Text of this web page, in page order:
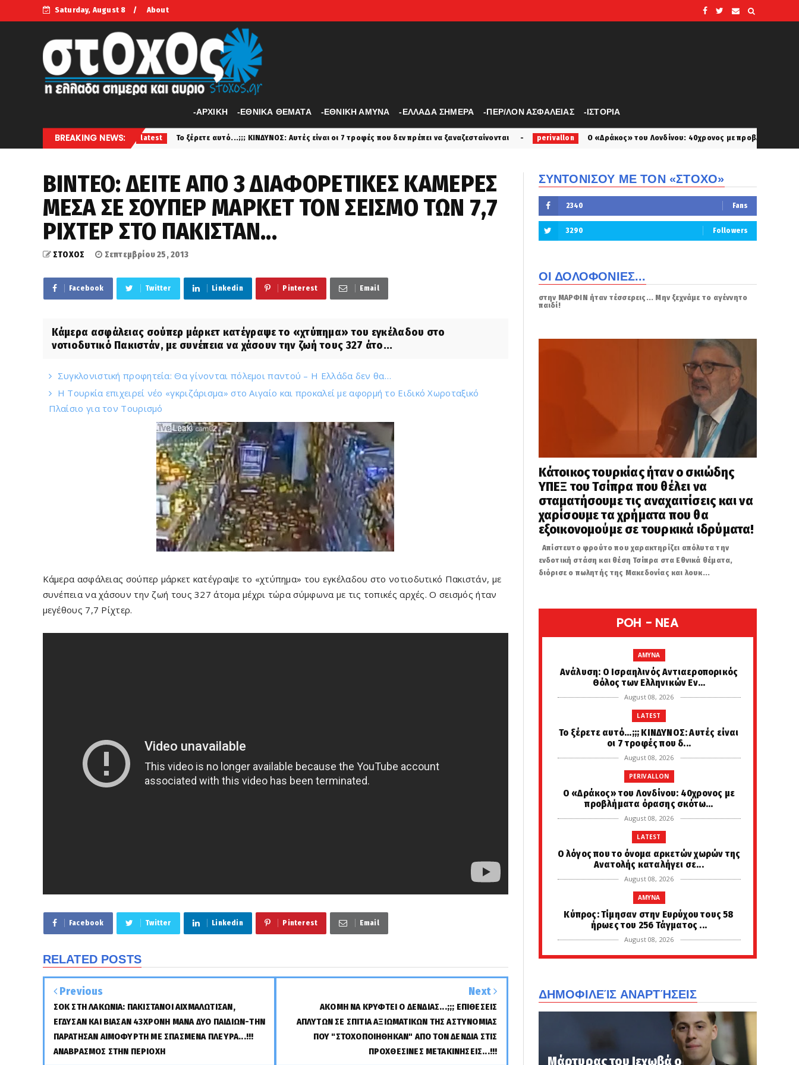
Saturday, August 8 About
-APXIKH -ΕΘΝΙΚΑ ΘΕΜΑΤΑ -ΕΘΝΙΚΗ ΑΜΥΝΑ -ΕΛΛΑΔΑ ΣΗΜΕΡΑ -ΠΕΡ/ΛΟΝ ΑΣΦΑΛΕΙΑΣ -ΙΣΤΟΡΙΑ
BREAKING NEWS:
Αεράμυνας latest Το ξέρετε αυτό...;;; ΚΙΝΔΥΝΟΣ: Αυτές είναι οι 7 τροφές που δεν πρέπει να ξαναζεσταίνονται perivallon Ο «Δράκος» του Λονδίνου: 40χρονος με προβλήματα όρασης σκότωνε
ΒΙΝΤΕΟ: ΔΕΙΤΕ ΑΠΟ 3 ΔΙΑΦΟΡΕΤΙΚΕΣ ΚΑΜΕΡΕΣ
ΜΕΣΑ ΣΕ ΣΟΥΠΕΡ ΜΑΡΚΕΤ ΤΟΝ ΣΕΙΣΜΟ ΤΩΝ 7,7
ΡΙΧΤΕΡ ΣΤΟ ΠΑΚΙΣΤΑΝ...
ΣΤΟΧΟΣ Σεπτεμβρίου 25, 2013
Facebook Twitter Linkedin Pinterest Email
Κάμερα ασφάλειας σούπερ μάρκετ κατέγραψε το «χτύπημα» του εγκέλαδου στο
νοτιοδυτικό Πακιστάν, με συνέπεια να χάσουν την ζωή τους 327 άτο...
Συγκλονιστική προφητεία: Θα γίνονται πόλεμοι παντού – Η Ελλάδα δεν θα…
Η Τουρκία επιχειρεί νέο «γκριζάρισμα» στο Αιγαίο και προκαλεί με αφορμή το Ειδικό Χωροταξικό
Πλαίσιο για τον Τουρισμό
Κάμερα ασφάλειας σούπερ μάρκετ κατέγραψε το «χτύπημα» του εγκέλαδου στο νοτιοδυτικό Πακιστάν, με
συνέπεια να χάσουν την ζωή τους 327 άτομα μέχρι τώρα σύμφωνα με τις τοπικές αρχές. Ο σεισμός ήταν
μεγέθους 7,7 Ρίχτερ.
Facebook Twitter Linkedin Pinterest Email
RELATED POSTS
Previous
ΣΟΚ ΣΤΗ ΛΑΚΩΝΙΑ: ΠΑΚΙΣΤΑΝΟΙ ΑΙΧΜΑΛΩΤΙΣΑΝ,
ΕΓΔΥΣΑΝ ΚΑΙ ΒΙΑΣΑΝ 43ΧΡΟΝΗ ΜΑΝΑ ΔΥΟ ΠΑΙΔΙΩΝ-ΤΗΝ
ΠΑΡΑΤΗΣΑΝ ΑΙΜΟΦΥΡΤΗ ΜΕ ΣΠΑΣΜΕΝΑ ΠΛΕΥΡΑ...!!!
ΑΝΑΒΡΑΣΜΟΣ ΣΤΗΝ ΠΕΡΙΟΧΗ
Next
ΑΚΟΜΗ ΝΑ ΚΡΥΦΤΕΙ Ο ΔΕΝΔΙΑΣ...;;; ΕΠΙΘΕΣΕΙΣ
ΑΠΛΥΤΩΝ ΣΕ ΣΠΙΤΙΑ ΑΞΙΩΜΑΤΙΚΩΝ ΤΗΣ ΑΣΤΥΝΟΜΙΑΣ
ΠΟΥ "ΣΤΟΧΟΠΟΙΗΘΗΚΑΝ" ΑΠΟ ΤΟΝ ΔΕΝΔΙΑ ΣΤΙΣ
ΠΡΟΧΘΕΣΙΝΕΣ ΜΕΤΑΚΙΝΗΣΕΙΣ...!!!
ΣΥΝΤΟΝΙΣΟΥ ΜΕ ΤΟΝ «ΣΤΟΧΟ»
2340 Fans
3290 Followers
ΟΙ ΔΟΛΟΦΟΝΙΕΣ...
στην ΜΑΡΦΙΝ ήταν τέσσερεις... Μην ξεχνάμε το αγέννητο
παιδί!
Κάτοικος τουρκίας ήταν ο σκιώδης
ΥΠΕΞ του Τσίπρα που θέλει να
σταματήσουμε τις αναχαιτίσεις και να
χαρίσουμε τα χρήματα που θα
εξοικονομούμε σε τουρκικά ιδρύματα!
Απίστευτο φρούτο που χαρακτηρίζει απόλυτα την
ενδοτική στάση και θέση Τσίπρα στα Εθνικά θέματα,
διόρισε ο πωλητής της Μακεδονίας και λουκ...
POH - NEA
AMYNA
Ανάλυση: Ο Ισραηλινός Αντιαεροπορικός
Θόλος των Ελληνικών Εν...
August 08, 2026
LATEST
Το ξέρετε αυτό...;;; ΚΙΝΔΥΝΟΣ: Αυτές είναι
οι 7 τροφές που δ...
August 08, 2026
PERIVALLON
Ο «Δράκος» του Λονδίνου: 40χρονος με
προβλήματα όρασης σκότω...
August 08, 2026
LATEST
Ο λόγος που το όνομα αρκετών χωρών της
Ανατολής καταλήγει σε...
August 08, 2026
AMYNA
Κύπρος: Τίμησαν στην Ευρύχου τους 58
ήρωες του 256 Τάγματος ...
August 08, 2026
LATEST
August 08, 2026
Σκιάθος: «Με ξυλοκόπησαν και με
άφησαν αιμόφυρτο στον δρόμο»...
August 08, 2026
ΔΗΜΟΦΙΛΕΊΣ ΑΝΑΡΤΉΣΕΙΣ
Μάρτυρας του Ιεχωβά ο